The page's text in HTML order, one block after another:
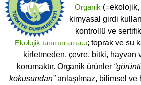
Organik
kimyasal girdi
kontrollü ve
Ekolojik tarımın amacı; toprak ve su
kirletmeden, çevre, bitki, hayvan
korumaktır. Organik ürünler
kokusundan”anlaşılmaz, bilimsel ve